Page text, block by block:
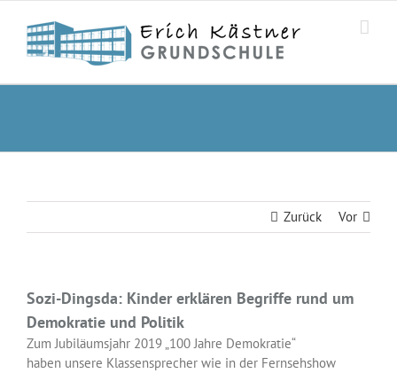
Inhalt
springen
Zurück Vor
Sozi-Dingsda: Kinder erklären Begriffe rund um
Demokratie und Politik
Zum Jubiläumsjahr 2019 „100 Jahre Demokratie“
haben unsere Klassensprecher wie in der Fernsehshow